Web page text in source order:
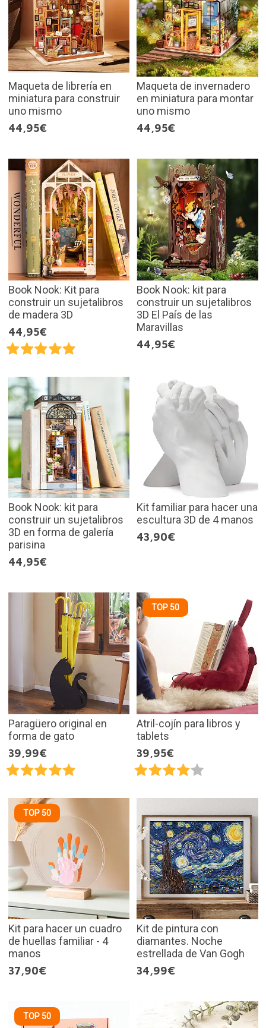
Maqueta de librería en
miniatura para construir
uno mismo
44,95€
Maqueta de invernadero
en miniatura para montar
uno mismo
44,95€
Book Nook: Kit para
construir un sujetalibros
de madera 3D
44,95€
Book Nook: kit para
construir un sujetalibros
3D El País de las
Maravillas
44,95€
Book Nook: kit para
construir un sujetalibros
3D en forma de galería
parisina
44,95€
Kit familiar para hacer una
escultura 3D de 4 manos
43,90€
Paragüero original en
forma de gato
39,99€
TOP 50
Atril-cojín para libros y
tablets
39,95€
TOP 50
Kit para hacer un cuadro
de huellas familiar - 4
manos
37,90€
Kit de pintura con
diamantes. Noche
estrellada de Van Gogh
34,99€
TOP 50